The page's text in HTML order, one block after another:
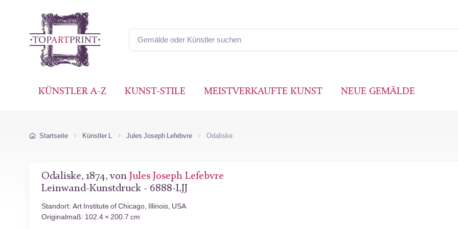
KÜNSTLER A-Z KUNST-STILE MEISTVERKAUFTE KUNST NEUE GEMÄLDE
Startseite Künstler L Jules Joseph Lefebvre Odaliske
Odaliske, 1874, von Jules Joseph Lefebvre
Leinwand-Kunstdruck - 6888-LJJ
Standort: Art Institute of Chicago, Illinois, USA
Originalmaß: 102.4 × 200.7 cm